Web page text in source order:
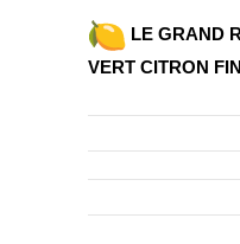
LE GRAND
VERT CITRON